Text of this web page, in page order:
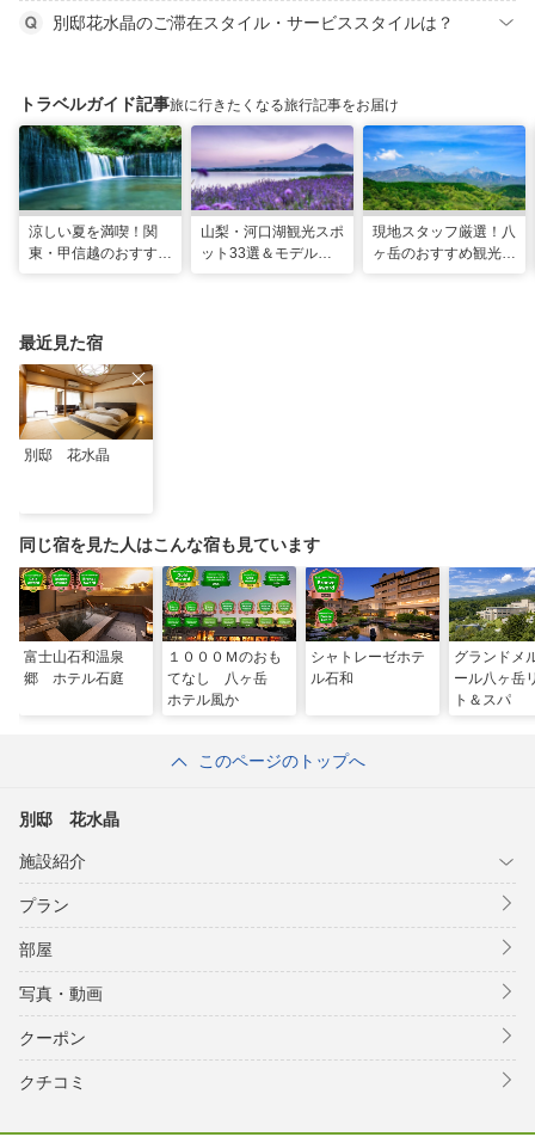
別邸花水晶のご滞在スタイル・サービススタイルは？
トラベルガイド記事旅に行きたくなる旅行記事をお届け
涼しい夏を満喫！関
東・甲信越のおすすめ
山梨・河口湖観光スポ
ット33選＆モデルコ
現地スタッフ厳選！八
ヶ岳のおすすめ観光ス
最近見た宿
別邸 花水晶
同じ宿を見た人はこんな宿も見ています
富士山石和温泉
郷 ホテル石庭
１０００Ｍのおも
てなし 八ヶ岳
ホテル風か
シャトレーゼホテ
ル石和
グランドメ
ール八ヶ岳
ト＆スパ
このページのトップへ
別邸 花水晶
施設紹介
プラン
部屋
写真・動画
クーポン
クチコミ